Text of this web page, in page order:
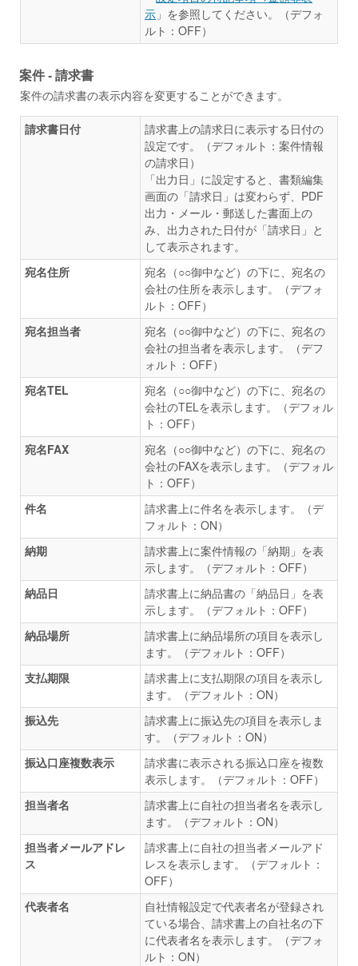
示 」を参照してください。（デフォ
ルト：OFF）
案件 - 請求書
案件の請求書の表示内容を変更することができます。
請求書日付
請求書上の請求日に表示する日付の
設定です。（デフォルト：案件情報
の請求日）
「出力日」に設定すると、書類編集
画面の「請求日」は変わらず、PDF
出力・メール・郵送した書面上の
み、出力された日付が「請求日」と
して表示されます。
宛名住所
宛名（○○御中など）の下に、宛名の
会社の住所を表示します。（デフォ
ルト：OFF）
宛名担当者
宛名（○○御中など）の下に、宛名の
会社の担当者を表示します。（デフ
ォルト：OFF）
宛名TEL
宛名（○○御中など）の下に、宛名の
会社のTELを表示します。（デフォル
ト：OFF）
宛名FAX
宛名（○○御中など）の下に、宛名の
会社のFAXを表示します。（デフォル
ト：OFF）
件名
請求書上に件名を表示します。（デ
フォルト：ON）
納期
請求書上に案件情報の「納期」を表
示します。（デフォルト：OFF）
納品日
請求書上に納品書の「納品日」を表
示します。（デフォルト：OFF）
納品場所
請求書上に納品場所の項目を表示し
ます。（デフォルト：OFF）
支払期限
請求書上に支払期限の項目を表示し
ます。（デフォルト：ON）
振込先
請求書上に振込先の項目を表示しま
す。（デフォルト：ON）
振込口座複数表示
請求書に表示される振込口座を複数
表示します。（デフォルト：OFF）
担当者名
請求書上に自社の担当者名を表示し
ます。（デフォルト：ON）
担当者メールアドレ
ス
請求書上に自社の担当者メールアド
レスを表示します。（デフォルト：
OFF）
代表者名
自社情報設定で代表者名が登録され
ている場合、請求書上の自社名の下
に代表者名を表示します。（デフォ
ルト：ON）